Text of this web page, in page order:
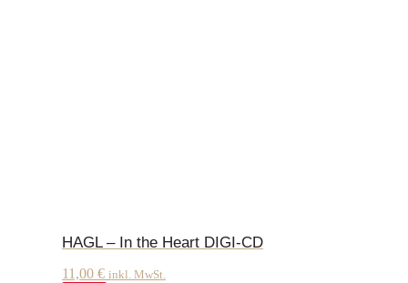
HAGL – In the Heart DIGI-CD
11,00 € inkl. MwSt.